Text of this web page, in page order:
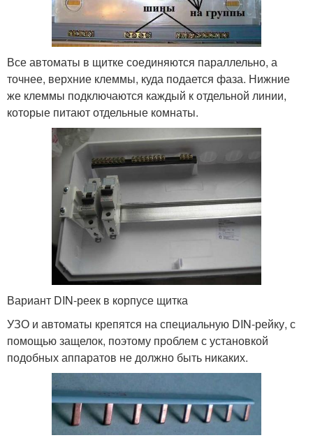
Все автоматы в щитке соединяются параллельно, а
точнее, верхние клеммы, куда подается фаза. Нижние
же клеммы подключаются каждый к отдельной линии,
которые питают отдельные комнаты.
Вариант DIN-реек в корпусе щитка
УЗО и автоматы крепятся на специальную DIN-рейку, с
помощью защелок, поэтому проблем с установкой
подобных аппаратов не должно быть никаких.